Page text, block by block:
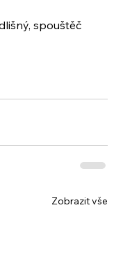
spouštěč
Zobrazit vše